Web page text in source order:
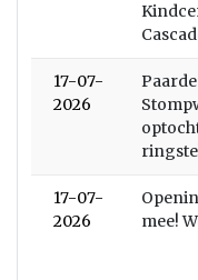
17-07-
2026
17-07-
2026
mee!